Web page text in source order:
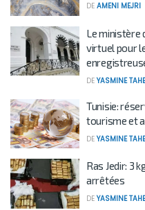
DE AMENI MEJRI
Le ministère
virtuel pour
DE YASMINE
Tunisie:
tourisme et
DE YASMINE
Ras Jedir: 3
arrêtées
DE YASMINE